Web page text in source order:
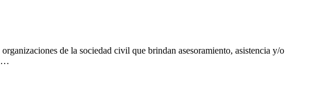
de la sociedad civil que brindan asesoramiento, asistencia y/o